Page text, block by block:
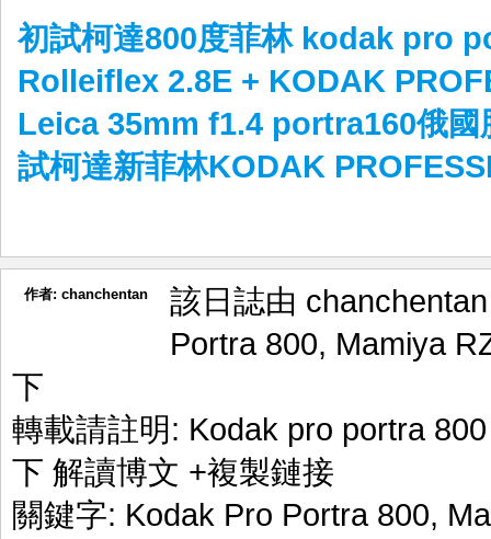
初試柯達800度菲林 kodak pro
Rolleiflex 2.8E + KODAK
Leica 35mm f1.4 portra160俄國
試柯達新菲林KODAK
作者: chanchentan
該日誌由
Portra 800, Mamiya
下
轉載請註明: Kodak pro portra
下 解讀博文 +複製鏈接
關鍵字: Kodak Pro Portra 800,